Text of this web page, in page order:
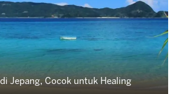
Jepang, Cocok untuk Healing